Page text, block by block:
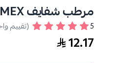
مرطب شفايف CARMEX كارمكس بالكرز
5 (تقييم
12.17